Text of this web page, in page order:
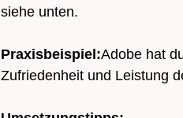
siehe unten.
Praxisbeispiel:Adobe hat
Zufriedenheit und Leistung